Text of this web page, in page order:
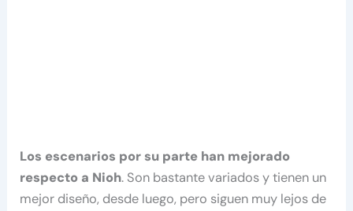
Los escenarios por su parte han mejorado
respecto a Nioh. Son bastante variados y tienen un
mejor diseño, desde luego, pero siguen muy lejos de